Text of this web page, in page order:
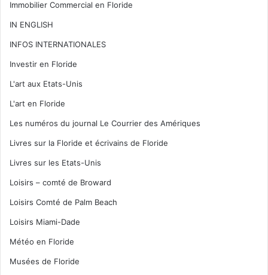
Immobilier Commercial en Floride
IN ENGLISH
INFOS INTERNATIONALES
Investir en Floride
L'art aux Etats-Unis
L'art en Floride
Les numéros du journal Le Courrier des Amériques
Livres sur la Floride et écrivains de Floride
Livres sur les Etats-Unis
Loisirs – comté de Broward
Loisirs Comté de Palm Beach
Loisirs Miami-Dade
Météo en Floride
Musées de Floride